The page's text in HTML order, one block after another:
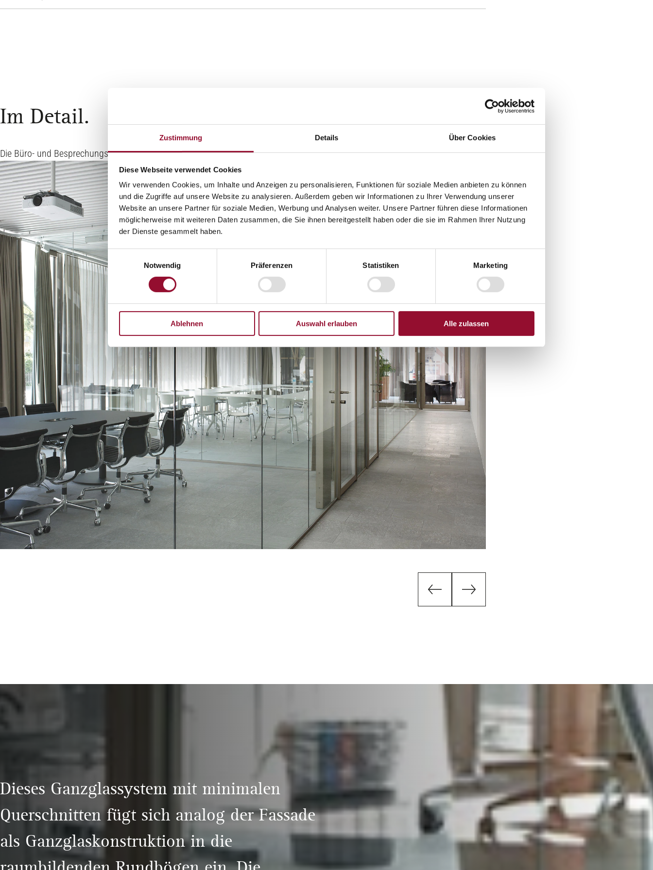
Zustimmung Details Über Cookies
Diese Webseite verwendet Cookies
Wir verwenden Cookies, um Inhalte und Anzeigen zu personalisieren, Funktionen für soziale Medien anbieten zu können
und die Zugriffe auf unsere Website zu analysieren. Außerdem geben wir Informationen zu Ihrer Verwendung unserer
Website an unsere Partner für soziale Medien, Werbung und Analysen weiter. Unsere Partner führen diese Informationen
möglicherweise mit weiteren Daten zusammen, die Sie ihnen bereitgestellt haben oder die sie im Rahmen Ihrer Nutzung
der Dienste gesammelt haben.
Einwilligungsauswahl
Notwendig
Präferenzen Statistiken Marketing
Ablehnen Auswahl erlauben Alle zulassen
Im Detail.
Die Büro- und Besprechungsräume sind mit dem Trennwandsystem 3400 ausgeführt worden.
Dieses Ganzglassystem mit minimalen
Querschnitten fügt sich analog der Fassade
als Ganzglaskonstruktion in die